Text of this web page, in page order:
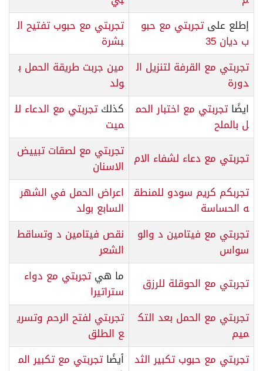
إطلع علىتجربتي مع حبو
ب ديان 35
تجربتي مع حبوب تفتيح ال
بشرة
تجربتي مع القرفة لتنزيل ال
دورة
مين جربت طريقة الحمل ب
ولد
ايضًاتجربتي مع اختبار الحم
ل بالملح
كذلكتجربتي مع الدعاء لل
ميت
تجربتي مع دعاء لشفاء الام تجربتي مع لصقات تبييض
الاسنان
تجربكم كريم سودو للمنطق
ه الحساسة
اعراض الحمل في الشهر
السابع بولد
تجربتي مع فيتامين د والو
سواس
نقص فيتامين د وتساقط
الشعر
تجربتي مع الحوقلة للرزق
ما هيتجربتي مع دواء
ستراتيرا
تجربتي مع الحمل بعد التك
ميم
تجربتي لفتح الرحم وتسري
ع الطلق
تجربتي مع حبوب تكبير الثد أيضًاتجربتي مع تكبير الم